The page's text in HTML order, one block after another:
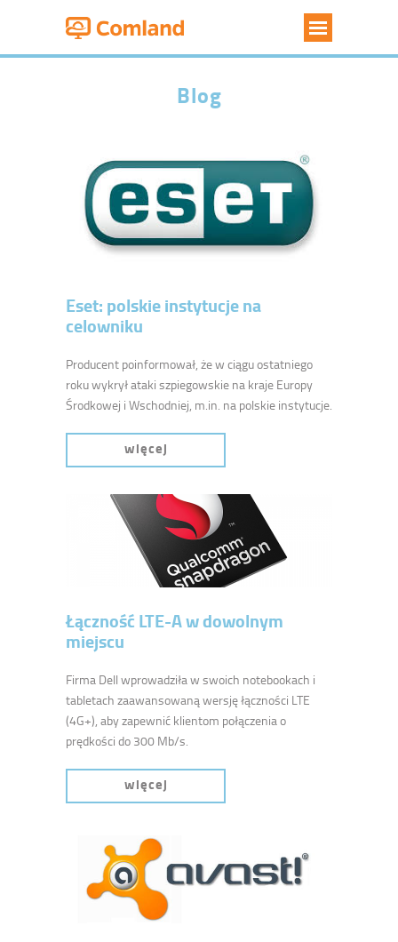
o firmie
partnerzy
kontakt
Blog
Eset: polskie instytucje na
celowniku
Producent poinformował, że w ciągu ostatniego
roku wykrył ataki szpiegowskie na kraje Europy
Środkowej i Wschodniej, m.in. na polskie instytucje.
więcej
Łączność LTE-A w dowolnym
miejscu
Firma Dell wprowadziła w swoich notebookach i
tabletach zaawansowaną wersję łączności LTE
(4G+), aby zapewnić klientom połączenia o
prędkości do 300 Mb/s.
więcej